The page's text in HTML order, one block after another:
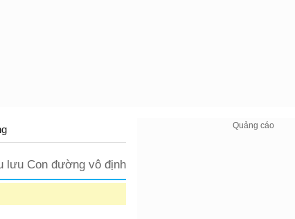
lưu Con đường vô định